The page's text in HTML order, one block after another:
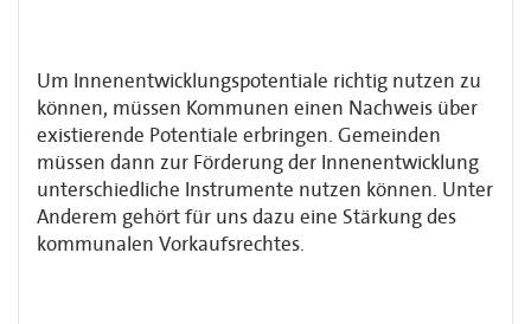
Um Innenentwicklungspotentiale richtig nutzen zu
können, müssen Kommunen einen Nachweis über
existierende Potentiale erbringen. Gemeinden
müssen dann zur Förderung der Innenentwicklung
unterschiedliche Instrumente nutzen können. Unter
Anderem gehört für uns dazu eine Stärkung des
kommunalen Vorkaufsrechtes.